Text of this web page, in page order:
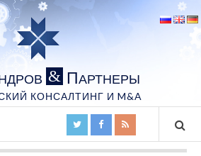
& ПАРТНЕРЫ
КОНСАЛТИНГ И M&A